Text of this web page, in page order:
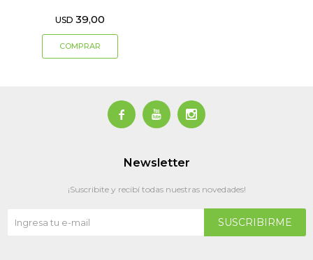
USD 39,00
  
Newsletter
¡Suscribite y recibí todas nuestras novedades!
SUSCRIBIRME